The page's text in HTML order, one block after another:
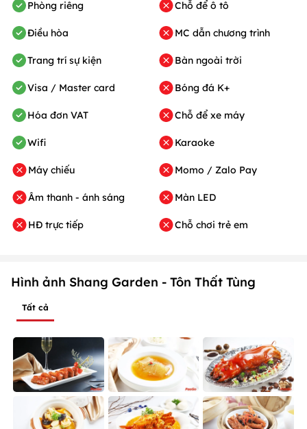
Phòng riêng
Điều hòa
Trang trí sự kiện
Visa / Master card
Hóa đơn VAT
Wifi
Máy chiếu
Âm thanh - ánh sáng
HĐ trực tiếp
Chỗ để ô tô
MC dẫn chương trình
Bàn ngoài trời
Bóng đá K+
Chỗ để xe máy
Karaoke
Momo / Zalo Pay
Màn LED
Chỗ chơi trẻ em
Hình ảnh Shang Garden - Tôn Thất Tùng
Tất cả